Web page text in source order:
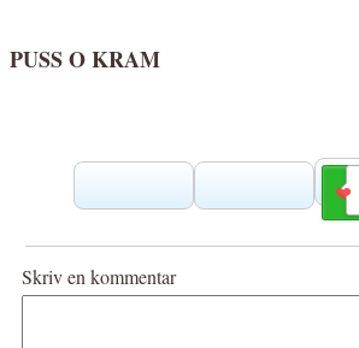
PUSS O KRAM
Skriv en kommentar